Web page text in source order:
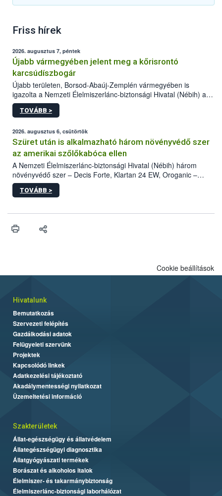
Friss hírek
2026. augusztus 7, péntek
Újabb vármegyében jelent meg a kőrisrontó
karcsúdíszbogár
Újabb területen, Borsod-Abaúj-Zemplén vármegyében is
igazolta a Nemzeti Élelmiszerlánc-biztonsági Hivatal (Nébih) a
kőrisrontó karcsúdíszbogár (Agrilus planipennis) jelenlétét. A
kártevőt nem csak színcsapdában találták meg, de már fertőzött
az intenzív felderítést, emellett az intézkedéseket a szlovák
hatósággal is összehangolják a terjedés megállítása érdekében.
TOVÁBB >
2026. augusztus 6, csütörtök
Szüret után is alkalmazható három növényvédő szer
az amerikai szőlőkabóca ellen
A Nemzeti Élelmiszerlánc-biztonsági Hivatal (Nébih) három
növényvédő szer – Decis Forte, Klartan 24 EW, Oroganic –
engedélyokiratát módosította, így azok a szüretet követően,
egészen a vesszőérettség (BBCH 91) stádiumáig
érésű szőlőkben is legyen lehetőség a károsító elleni további
felhasználók számára is elérhető és ökológiai termesztésben is
TOVÁBB >
Cookie beállítások
Hivatalunk
Bemutatkozás
Szervezeti felépítés
Gazdálkodási adatok
Felügyeleti szervünk
Projektek
Kapcsolódó linkek
Adatkezelési tájékoztató
Akadálymentességi nyilatkozat
Üzemeltetési információ
Szakterületek
Állat-egészségügy és állatvédelem
Állategészségügyi diagnosztika
Állatgyógyászati termékek
Borászat és alkoholos italok
Élelmiszer- és takarmánybiztonság
Élelmiszerlánc-biztonsági laborhálózat